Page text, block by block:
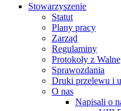
Stowarzyszenie
Statut
Plany pracy
Zarząd
Regulaminy
Protokoły z
Sprawozdania
Druki przelewu i
O nas
Napisali o